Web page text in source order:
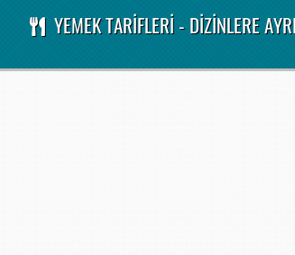
YEMEK TARİFLERİ - DİZİNLERE